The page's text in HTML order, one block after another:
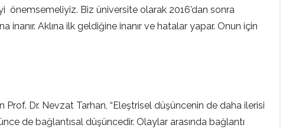
önemsemeliyiz. Biz üniversite olarak 2016’dan sonra
Aklına ilk geldiğine inanır ve hatalar yapar. Onun için
Dr. Nevzat Tarhan, “Eleştrisel düşüncenin de daha ilerisi
de bağlantısal düşüncedir. Olaylar arasında bağlantı